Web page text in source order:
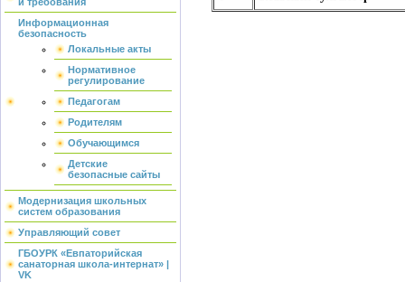
Информационная
безопасность
Локальные акты
Нормативное
регулирование
Педагогам
Родителям
Обучающимся
Детские
безопасные сайты
Модернизация школьных
систем образования
Управляющий совет
ГБОУРК «Евпаторийская
санаторная школа-интернат» |
VK